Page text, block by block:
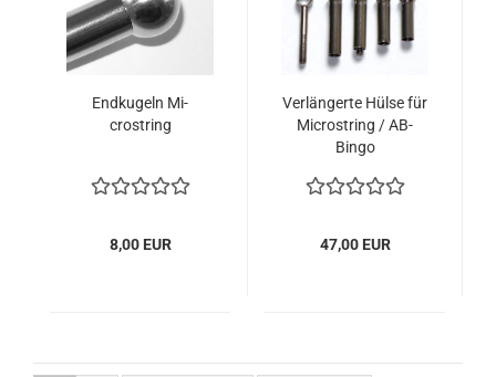
End­ku­geln Mi­
crostring
8,00 EUR
Ver­län­ger­te Hülse für
Mi­crostring / AB-​
Bingo
47,00 EUR